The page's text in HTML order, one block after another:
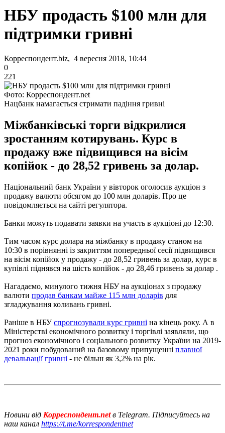
НБУ продасть $100 млн для
підтримки гривні
Корреспондент.biz, 4 вересня 2018, 10:44
0
221
Фото: Корреспондент.net
Нацбанк намагається стримати падіння гривні
Міжбанківські торги відкрилися
зростанням котирувань. Курс в
продажу вже підвищився на вісім
копійок - до 28,52 гривень за долар.
Національний банк України у вівторок оголосив аукціон з
продажу валюти обсягом до 100 млн доларів. Про це
повідомляється на сайті регулятора.
Банки можуть подавати заявки на участь в аукціоні до 12:30.
Тим часом курс долара на міжбанку в продажу станом на
10:30 в порівнянні із закриттям попередньої сесії підвищився
на вісім копійок у продажу - до 28,52 гривень за долар, курс в
купівлі піднявся на шість копійок - до 28,46 гривень за долар .
Нагадаємо, минулого тижня НБУ на аукціонах з продажу
валюти продав банкам майже 115 млн доларів для
згладжування коливань гривні.
Раніше в НБУспрогнозували курс гривні на кінець року. А в
Міністерстві економічного розвитку і торгівлі заявляли, що
прогноз економічного і соціального розвитку України на 2019-
2021 роки побудований на базовому припущенні плавної
девальвації гривні - не більш як 3,2% на рік.
Новини від Корреспондент.netв Telegram. Підписуйтесь на
наш канал https://t.me/korrespondentnet